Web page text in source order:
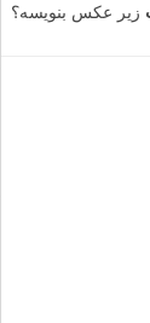
زیر عکس بنویسه؟